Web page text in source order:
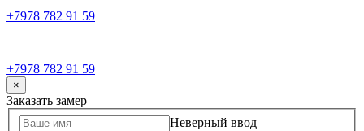
+7978 782 91 59
+7978 782 91 59
×
Заказать замер
Неверный ввод